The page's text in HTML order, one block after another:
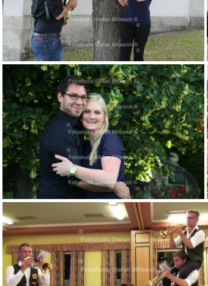
V 033
V 136